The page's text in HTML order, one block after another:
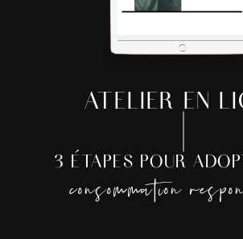
ATELIER EN
3 ÉTAPES POUR
consommation